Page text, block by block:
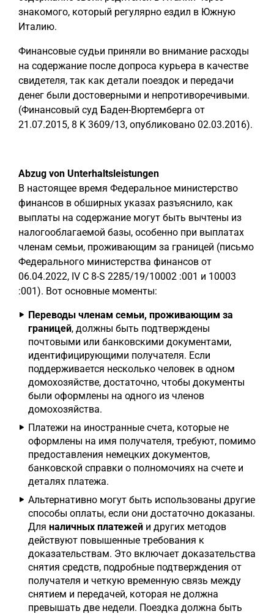
знакомого, который регулярно ездил в Южную
Италию.
Финансовые судьи приняли во внимание расходы
на содержание после допроса курьера в качестве
свидетеля, так как детали поездок и передачи
денег были достоверными и непротиворечивыми.
(Финансовый суд Баден-Вюртемберга от
21.07.2015, 8 K 3609/13, опубликовано 02.03.2016).
Abzug von Unterhaltsleistungen
В настоящее время Федеральное министерство
финансов в обширных указах разъяснило, как
выплаты на содержание могут быть вычтены из
налогооблагаемой базы, особенно при выплатах
членам семьи, проживающим за границей (письмо
Федерального министерства финансов от
06.04.2022, IV C 8-S 2285/19/10002 :001 и 10003
:001). Вот основные моменты:
Переводы членам семьи, проживающим за
границей, должны быть подтверждены
почтовыми или банковскими документами,
идентифицирующими получателя. Если
поддерживается несколько человек в одном
домохозяйстве, достаточно, чтобы документы
были оформлены на одного из членов
домохозяйства.
Платежи на иностранные счета, которые не
оформлены на имя получателя, требуют, помимо
предоставления немецких документов,
банковской справки о полномочиях на счете и
деталях платежа.
Альтернативно могут быть использованы другие
способы оплаты, если они достаточно доказаны.
Для наличных платежей и других методов
действуют повышенные требования к
доказательствам. Это включает доказательства
снятия средств, подробные подтверждения от
получателя и четкую временную связь между
снятием и передачей, которая не должна
превышать две недели. Поездка должна быть